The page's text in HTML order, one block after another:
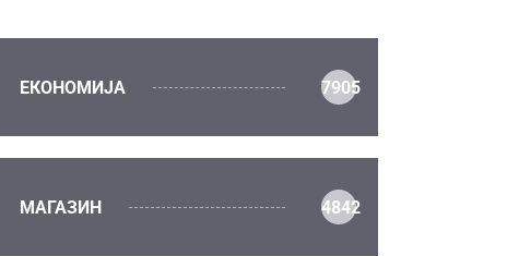
ЕКОНОМИЈА 7905
МАГАЗИН 4842